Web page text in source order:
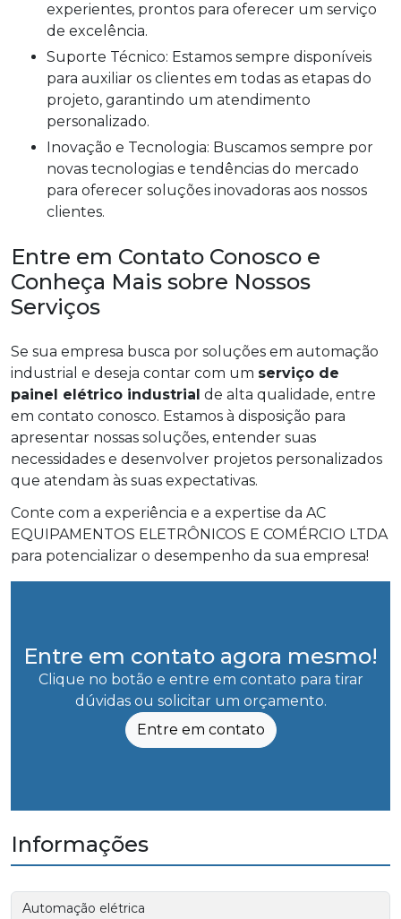
experientes, prontos para oferecer um serviço
de excelência.
Suporte Técnico: Estamos sempre disponíveis
para auxiliar os clientes em todas as etapas do
projeto, garantindo um atendimento
personalizado.
Inovação e Tecnologia: Buscamos sempre por
novas tecnologias e tendências do mercado
para oferecer soluções inovadoras aos nossos
clientes.
Entre em Contato Conosco e
Conheça Mais sobre Nossos
Serviços
Se sua empresa busca por soluções em automação
industrial e deseja contar com um serviço de
painel elétrico industrial de alta qualidade, entre
em contato conosco. Estamos à disposição para
apresentar nossas soluções, entender suas
necessidades e desenvolver projetos personalizados
que atendam às suas expectativas.
Conte com a experiência e a expertise da AC
EQUIPAMENTOS ELETRÔNICOS E COMÉRCIO LTDA
para potencializar o desempenho da sua empresa!
Entre em contato agora mesmo!
Clique no botão e entre em contato para tirar
dúvidas ou solicitar um orçamento.
Entre em contato
Informações
Automação elétrica